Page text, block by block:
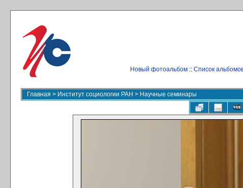
Новый фотоальбом:: Список
Главная > Институт социологии РАН > Научные семинары